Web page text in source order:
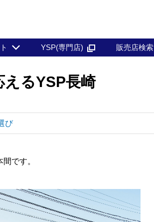
YSP(専門店) 販売店検索
るYSP長崎
び
です。